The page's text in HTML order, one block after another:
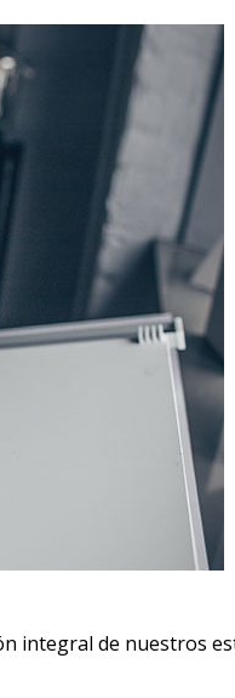
integral de nuestros